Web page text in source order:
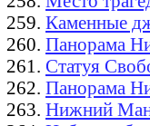
Каменные
Панорама
Статуя
Панорама
Нижний